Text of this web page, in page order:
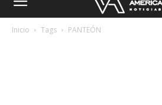
Inicio Tags PANTEÓN